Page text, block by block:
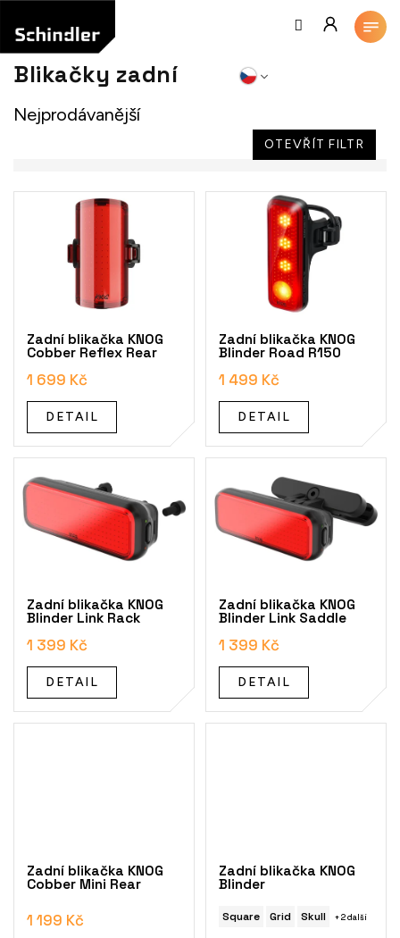
obsah
Blikačky zadní
Nejprodávanější
OTEVŘÍT FILTR
V
Zadní blikačka KNOG
Cobber Reflex Rear
1 699 Kč
DETAIL
Zadní blikačka KNOG
Blinder Road R150
1 499 Kč
DETAIL
Zadní blikačka KNOG
Blinder Link Rack
1 399 Kč
DETAIL
Zadní blikačka KNOG
Blinder Link Saddle
1 399 Kč
DETAIL
Zadní blikačka KNOG
Cobber Mini Rear
1 199 Kč
Zadní blikačka KNOG
Blinder
Square Grid Skull + 2 další